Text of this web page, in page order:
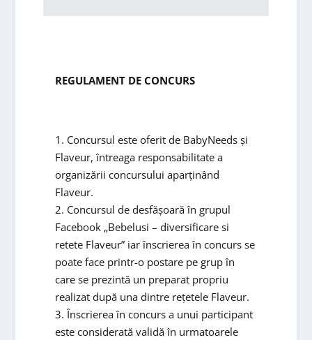
REGULAMENT DE CONCURS
1. Concursul este oferit de BabyNeeds și
Flaveur, întreaga responsabilitate a
organizării concursului aparținând
Flaveur.
2. Concursul de desfășoară în grupul
Facebook „Bebelusi – diversificare si
retete Flaveur” iar înscrierea în concurs se
poate face printr-o postare pe grup în
care se prezintă un preparat propriu
realizat după una dintre rețetele Flaveur.
3. Înscrierea în concurs a unui participant
este considerată validă în urmatoarele